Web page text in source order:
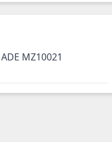
MZ10021